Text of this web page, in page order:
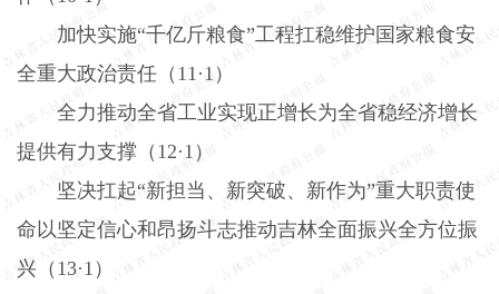
加快实施“千亿斤粮食”工程扛稳维护国家粮食安
全重大政治责任（ 11 ·1 ）
全力推动全省工业实现正增长为全省稳经济增长
提供有力支撑（ 12·1 ）
坚决扛起“新担当、新突破、新作为”重大职责使
命以坚定信心和昂扬斗志推动吉林全面振兴全方位振
兴（ 13·1 ）